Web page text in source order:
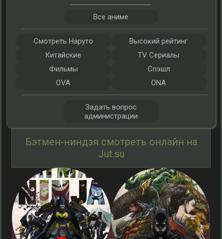
Бэтмен-ниндзя смотреть онлайн на
Jut.su
Все аниме
Смотреть Наруто
Высокий рейтинг
Китайские
TV Сериалы
Фильмы
Спэшл
OVA
ONA
Задать вопрос
администрации